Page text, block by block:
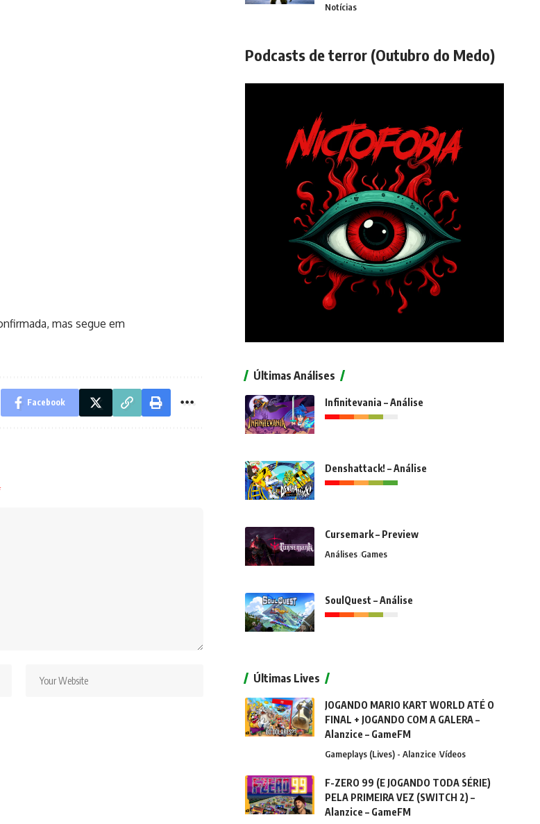
mas segue em
Facebook
Notícias
Podcasts de terror (Outubro do Medo)
Últimas Análises
Infinitevania – Análise
Denshattack! – Análise
Cursemark – Preview
Análises Games
SoulQuest – Análise
Últimas Lives
JOGANDO MARIO KART WORLD ATÉ O
FINAL + JOGANDO COM A GALERA –
Alanzice – GameFM
Gameplays (Lives) - Alanzice Vídeos
F-ZERO 99 (E JOGANDO TODA SÉRIE)
PELA PRIMEIRA VEZ (SWITCH 2) –
Alanzice – GameFM